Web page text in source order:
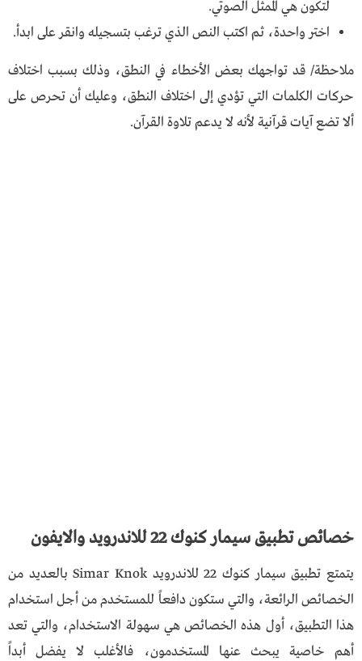
لتكون هي الممثل الصوتي.
اختر واحدة، ثم اكتب النص الذي ترغب بتسجيله وانقر على ابدأ.
ملاحظة/ قد تواجهك بعض الأخطاء في النطق، وذلك بسبب اختلاف
حركات الكلمات التي تؤدي إلى اختلاف النطق، وعليك أن تحرص على
ألا تضع آيات قرآنية لأنه لا يدعم تلاوة القرآن.
خصائص تطبيق سيمار كنوك 22 للاندرويد والايفون
يتمتع تطبيق سيمار كنوك 22 للاندرويد Simar Knok بالعديد من
الخصائص الرائعة، والتي ستكون دافعاً للمستخدم من أجل استخدام
هذا التطبيق، أول هذه الخصائص هي سهولة الاستخدام، والتي تعد
أهم خاصية يبحث عنها المستخدمون، فالأغلب لا يفضل أبداً